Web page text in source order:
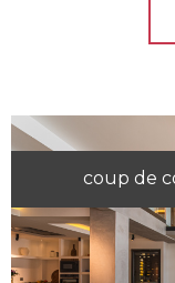
coup de